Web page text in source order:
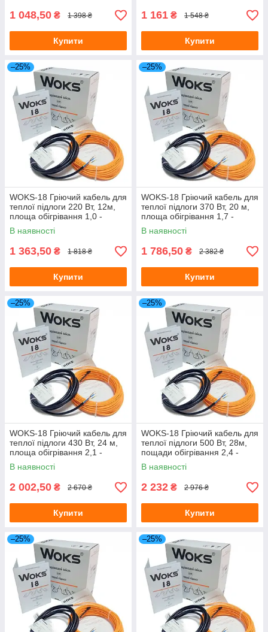
1 048,50 ₴ 1 398 ₴
Купити
1 161 ₴ 1 548 ₴
Купити
–25%
WOKS-18 Гріючий кабель для
теплої підлоги 220 Вт, 12м,
площа обігрівання 1,0 -
1,5 м.кв. (Одескабель)
В наявності
1 363,50 ₴ 1 818 ₴
Купити
–25%
WOKS-18 Гріючий кабель для
теплої підлоги 370 Вт, 20 м,
площа обігрівання 1,7 -
2,5 м.кв. (Одескабель)
В наявності
1 786,50 ₴ 2 382 ₴
Купити
–25%
WOKS-18 Гріючий кабель для
теплої підлоги 430 Вт, 24 м,
площа обігрівання 2,1 -
3,0 м.кв. (Одескабель)
В наявності
2 002,50 ₴ 2 670 ₴
Купити
–25%
WOKS-18 Гріючий кабель для
теплої підлоги 500 Вт, 28м,
пощади обігрівання 2,4 -
3,5 м.кв (Одескабель)
В наявності
2 232 ₴ 2 976 ₴
Купити
–25% –25%